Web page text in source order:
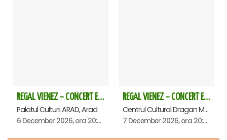
REGAL VIENEZ – CONCERT EXTRAORDINAR DE CRACIUN - Arad
Palatul Culturii ARAD, Arad
6 December 2026, ora 20:00
REGAL VIENEZ – CONCERT EXTRAORDINAR DE CRACIUN - Deva
Centrul Cultural Dragan Muntean, Deva
7 December 2026, ora 20:00